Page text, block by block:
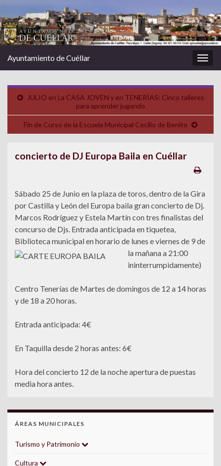
la
Ayuntamiento de Cuéllar
JULIO en La CASA JOVEN y en TENERÍAS: Cinco talleres
para aprender jugando
Fin de Curso de la Escuela Municipal Cecilio de Benito
concierto de DJ Europa Baila en Cuéllar
Sábado 25 de Junio en la plaza de toros, dentro de la Gira
por Castilla y León del Europa baila gran concierto de Dj.
Marcos Rodríguez y Estela Martín con tres finalistas del
concurso de Djs. Entrada anticipada en tiquetea,
Biblioteca municipal en horario de lunes e viernes de 9 de
la mañana a 21:00
ininterrumpidamente)
Centro Tenerías de Martes de domingos de 12 a 14 horas
y de 18 a 20 horas.
Entrada anticipada: 4€
En Taquilla desde 2 horas antes: 6€
Hora del concierto 12 de la noche apertura de puestas
media hora antes.
ÁREAS MUNICIPALES
Turismo y Patrimonio
Cultura